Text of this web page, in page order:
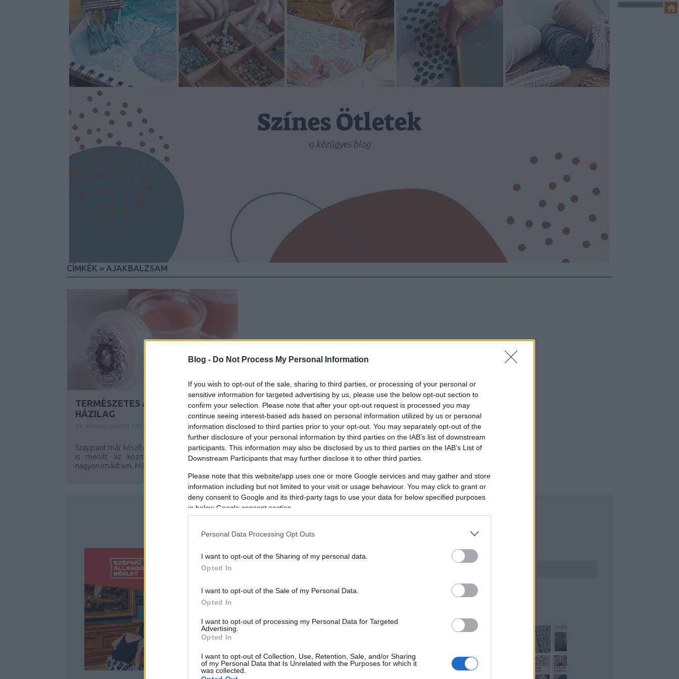
Blog - Do Not Process My Personal Information
If you wish to opt-out of the sale, sharing to third parties, or processing of your personal or
sensitive information for targeted advertising by us, please use the below opt-out section to
confirm your selection. Please note that after your opt-out request is processed you may
continue seeing interest-based ads based on personal information utilized by us or personal
information disclosed to third parties prior to your opt-out. You may separately opt-out of the
further disclosure of your personal information by third parties on the IAB’s list of downstream
participants. This information may also be disclosed by us to third parties on the IAB’s List of
Downstream Participants that may further disclose it to other third parties.
Please note that this website/app uses one or more Google services and may gather and store
information including but not limited to your visit or usage behaviour. You may click to grant or
deny consent to Google and its third-party tags to use your data for below specified purposes
in below Google consent section.
Personal Data Processing Opt Outs
I want to opt-out of the Sharing of my personal data.
Opted In
I want to opt-out of the Sale of my Personal Data.
Opted In
I want to opt-out of processing my Personal Data for Targeted
Advertising.
Opted In
I want to opt-out of Collection, Use, Retention, Sale, and/or Sharing
of my Personal Data that Is Unrelated with the Purposes for which it
was collected.
Színes Ötletek
a kézügyes blog
CÍMKÉK » AJAKBALZSAM
TERMÉSZETES AJAKBALZSAM
HÁZILAG
Szappant már készítettem házilag, de ebben ki
is merült az kozmetikumgyártásom, pedig
nagyon imádtam. Már bánom, hogy nem...
KERESÉS